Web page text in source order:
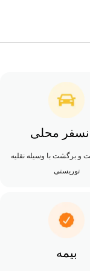
محلی
و برگشت با وسیله نقلیه
توریستی
بیمه